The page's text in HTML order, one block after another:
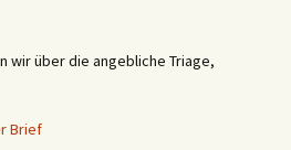
wir über die angebliche Triage,
Brief